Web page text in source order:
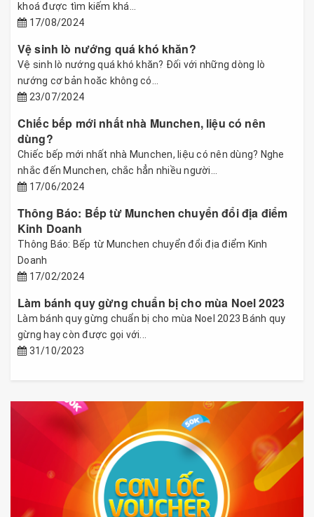
khoá được tìm kiếm khá...
17/08/2024
Vệ sinh lò nướng quá khó khăn?
Vệ sinh lò nướng quá khó khăn? Đối với những dòng lò
nướng cơ bản hoăc không có...
23/07/2024
Chiếc bếp mới nhất nhà Munchen, liệu có nên
dùng?
Chiếc bếp mới nhất nhà Munchen, liệu có nên dùng? Nghe
nhắc đến Munchen, chắc hẳn nhiều người...
17/06/2024
Thông Báo: Bếp từ Munchen chuyển đổi địa điểm
Kinh Doanh
Thông Báo: Bếp từ Munchen chuyển đổi địa điểm Kinh
Doanh
17/02/2024
Làm bánh quy gừng chuẩn bị cho mùa Noel 2023
Làm bánh quy gừng chuẩn bị cho mùa Noel 2023 Bánh quy
gừng hay còn được gọi với...
31/10/2023